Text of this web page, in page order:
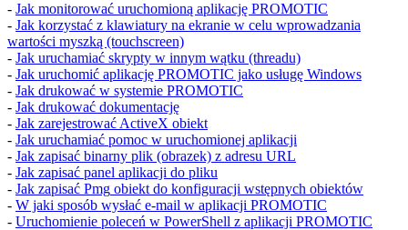
- Jak monitorować uruchomioną aplikację PROMOTIC
- Jak korzystać z klawiatury na ekranie w celu wprowadzania
wartości myszką (touchscreen)
- Jak uruchamiać skrypty w innym wątku (threadu)
- Jak uruchomić aplikację PROMOTIC jako usługę Windows
- Jak drukować w systemie PROMOTIC
- Jak drukować dokumentację
- Jak zarejestrować ActiveX obiekt
- Jak uruchamiać pomoc w uruchomionej aplikacji
- Jak zapisać binarny plik (obrazek) z adresu URL
- Jak zapisać panel aplikacji do pliku
- Jak zapisać Pmg obiekt do konfiguracji wstępnych obiektów
- W jaki sposób wysłać e-mail w aplikacji PROMOTIC
- Uruchomienie poleceń w PowerShell z aplikacji PROMOTIC